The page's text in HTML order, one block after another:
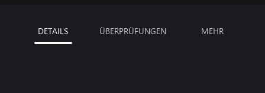
DETAILS ÜBERPRÜFUNGEN MEHR